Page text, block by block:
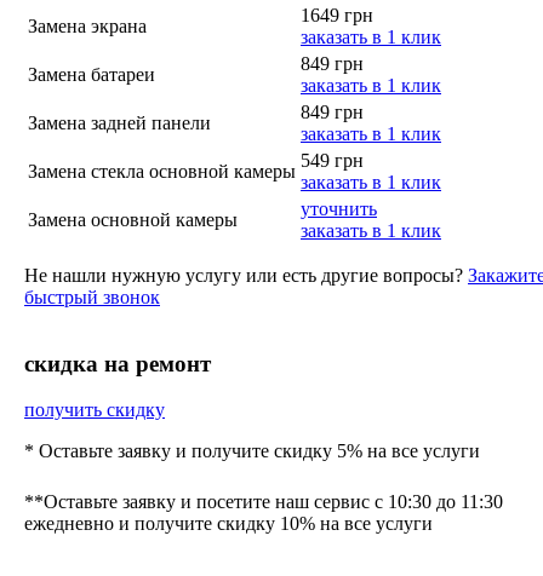
Замена экрана
1649 грн
заказать в 1 клик
Замена батареи
849 грн
заказать в 1 клик
Замена задней панели
849 грн
заказать в 1 клик
Замена стекла основной камеры
549 грн
заказать в 1 клик
Замена основной камеры
уточнить
заказать в 1 клик
Не нашли нужную услугу или есть другие вопросы?
быстрый звонок
cкидка на ремонт
получить скидку
* Оставьте заявку и получите скидку 5% на все услуги
**Оставьте заявку и посетите наш сервис с 10:30 до 11:30
ежедневно и получите скидку 10% на все услуги